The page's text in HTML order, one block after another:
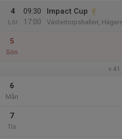
4
Lör
09:30
17:00
Impact Cup
Västertorpshallen,
5
Sön
v.41
6
Mån
7
Tis